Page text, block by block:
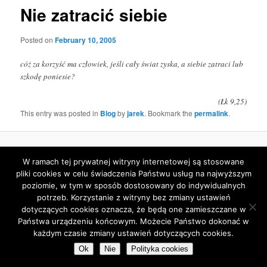
Nie zatracić siebie
Posted onFebruary 10, 2005
cóż za korzyść ma człowiek, jeśli cały świat zyska, a siebie zatraci lub
szkodę poniesie?
(Łk 9,25)
This entry was posted in Blogbyjarek. Bookmark thepermalink.
W ramach tej prywatnej witryny internetowej są stosowane
pliki cookies w celu świadczenia Państwu usług na najwyższym
poziomie, w tym w sposób dostosowany do indywidualnych
potrzeb. Korzystanie z witryny bez zmiany ustawień
dotyczących cookies oznacza, że będą one zamieszczane w
Państwa urządzeniu końcowym. Możecie Państwo dokonać w
każdym czasie zmiany ustawień dotyczących cookies.
Ok Nie Polityka cookies